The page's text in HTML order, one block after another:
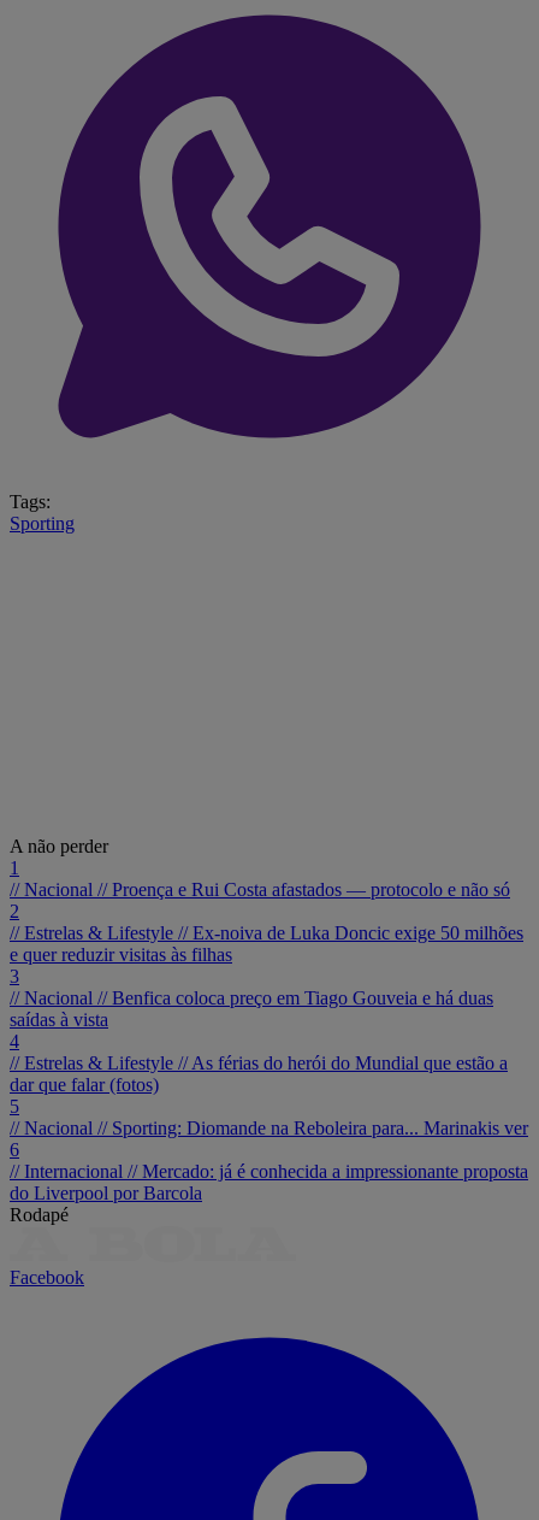
Tags:
Sporting
A não perder
1
// Nacional //Proença e Rui Costa afastados — protocolo e não só
2
// Estrelas & Lifestyle //Ex-noiva de Luka Doncic exige 50 milhões
e quer reduzir visitas às filhas
3
// Nacional //Benfica coloca preço em Tiago Gouveia e há duas
saídas à vista
4
// Estrelas & Lifestyle //As férias do herói do Mundial que estão a
dar que falar (fotos)
5
// Nacional // Sporting: Diomande na Reboleira para... Marinakis ver
6
// Internacional //Mercado: já é conhecida a impressionante proposta
do Liverpool por Barcola
Rodapé
Facebook